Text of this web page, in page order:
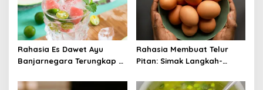
Rahasia Es Dawet Ayu
Banjarnegara Terungkap di
Rahasia Membuat Telur
Pitan: Simak Langkah-
Panduannya